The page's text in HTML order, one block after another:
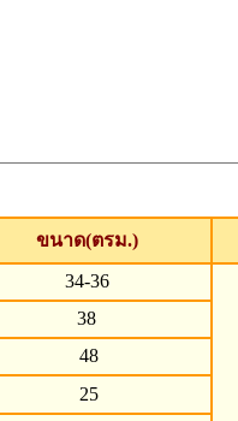
ขนาด(ตรม.)
34-36
38
48
25